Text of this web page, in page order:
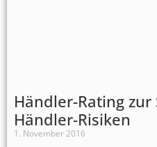
Händler-Rating
Händler-Risiken
1. November 2016